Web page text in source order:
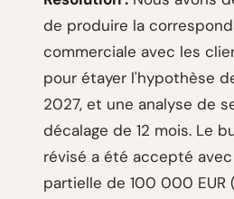
de produire la
commerciale avec les
pour étayer l'hypothèse
2027, et une analyse de
décalage de 12 mois. Le
révisé a été accepté
partielle de 100 000 EUR